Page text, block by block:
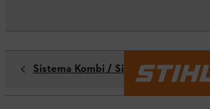
Sistema Kombi / Sistema Multi